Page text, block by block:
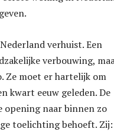
verhuist. Een
verbouwing,
Ze moet er hartelijk om
kwart eeuw geleden. De
opening naar binnen zo
toelichting behoeft. Zij: